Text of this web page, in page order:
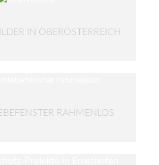
IN OBERÖSTERREICH
RAHMENLOS